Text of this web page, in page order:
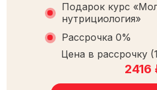
Подарок курс
нутрициология»
Рассрочка 0%
Цена в рассрочку